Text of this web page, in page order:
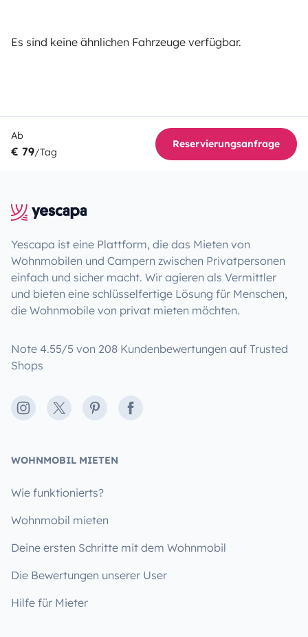
Es sind keine ähnlichen Fahrzeuge verfügbar.
Ab
€ 79/Tag
Reservierungsanfrage
Yescapa ist eine Plattform, die das Mieten von
Wohnmobilen und Campern zwischen Privatpersonen
einfach und sicher macht. Wir agieren als Vermittler
und bieten eine schlüsselfertige Lösung für Menschen,
die Wohnmobile von privat mieten möchten.
Note 4.55/5 von 208 Kundenbewertungen auf Trusted
Shops
Instagram
X PinterestFacebook
WOHNMOBIL MIETEN
Wie funktionierts?
Wohnmobil mieten
Deine ersten Schritte mit dem Wohnmobil
Die Bewertungen unserer User
Hilfe für Mieter